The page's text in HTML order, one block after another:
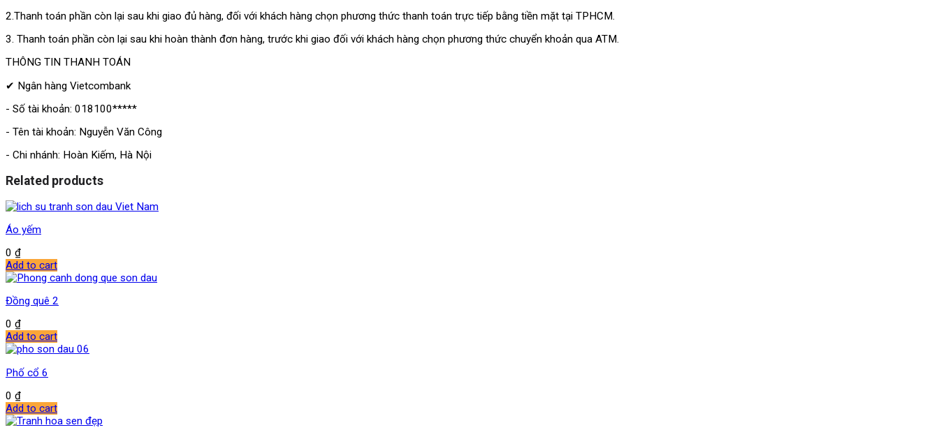
2.Thanh toán phần còn lại sau khi giao đủ hàng, đối với khách hàng chọn phương thức thanh toán trực tiếp bằng tiền mặt tại TPHCM.
3. Thanh toán phần còn lại sau khi hoàn thành đơn hàng, trước khi giao đối với khách hàng chọn phương thức chuyển khoản qua ATM.
THÔNG TIN THANH TOÁN
✔ Ngân hàng Vietcombank
- Số tài khoản: 018100*****
- Tên tài khoản: Nguyễn Văn Công
- Chi nhánh: Hoàn Kiếm, Hà Nội
Related products
Áo yếm
0 ₫
Add to cart
Đồng quê 2
0 ₫
Add to cart
Phố cổ 6
0 ₫
Add to cart